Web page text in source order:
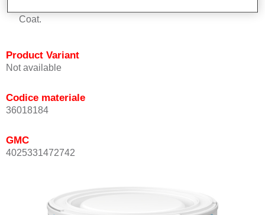
Coat.
Product Variant
Not available
Codice materiale
36018184
GMC
4025331472742